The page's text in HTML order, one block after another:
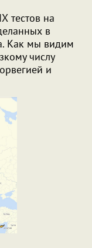
тестов на
в
Как мы видим
числу
и